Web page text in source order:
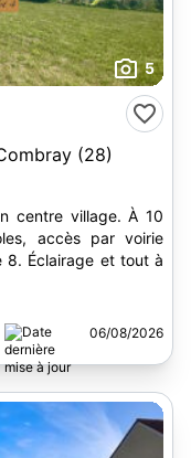
5
(28)
centre village. À 10
accès par voirie
8. Éclairage et tout à
06/08/2026